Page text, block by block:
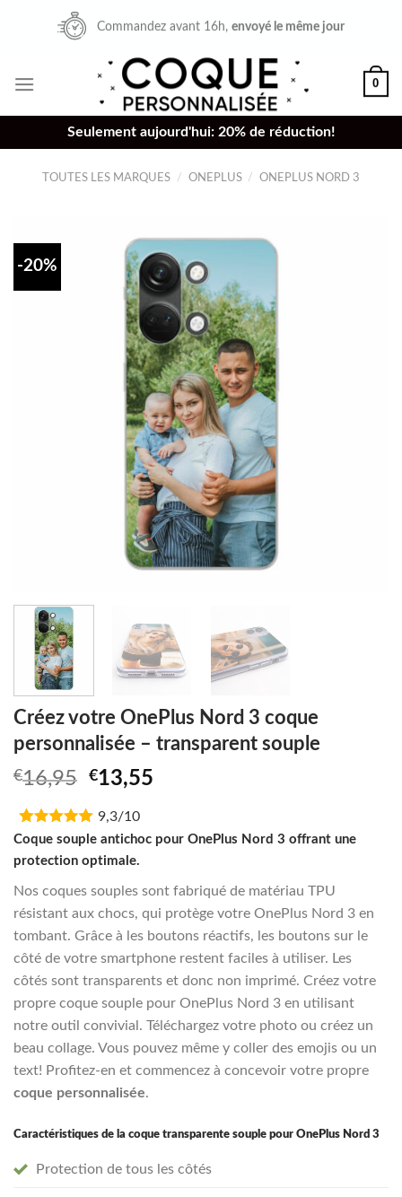
Commandez avant 16h,envoyé le même jour
0
Seulement aujourd'hui: 20% de réduction!
TOUTES LES MARQUES / ONEPLUS / ONEPLUS NORD 3
-20%
Créez votre OnePlus Nord 3 coque
personnalisée – transparent souple
€16,95 Original
was:
€16,95.
€13,55
€13,55.
9,3/10
Coque souple antichoc pour OnePlus Nord 3 offrant une
protection optimale.
Nos coques souples sont fabriqué de matériau TPU
résistant aux chocs, qui protège votre OnePlus Nord 3 en
tombant. Grâce à les boutons réactifs, les boutons sur le
côté de votre smartphone restent faciles à utiliser. Les
côtés sont transparents et donc non imprimé. Créez votre
propre coque souple pour OnePlus Nord 3 en utilisant
notre outil convivial. Téléchargez votre photo ou créez un
beau collage. Vous pouvez même y coller des emojis ou un
text! Profitez-en et commencez à concevoir votre propre
coque personnalisée.
Caractéristiques de la coque transparente souple pour OnePlus Nord 3
Protection de tous les côtés